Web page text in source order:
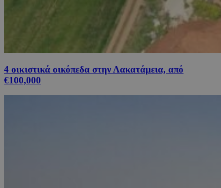
4 οικιστικά οικόπεδα στην Λακατάμεια, από
€100,000